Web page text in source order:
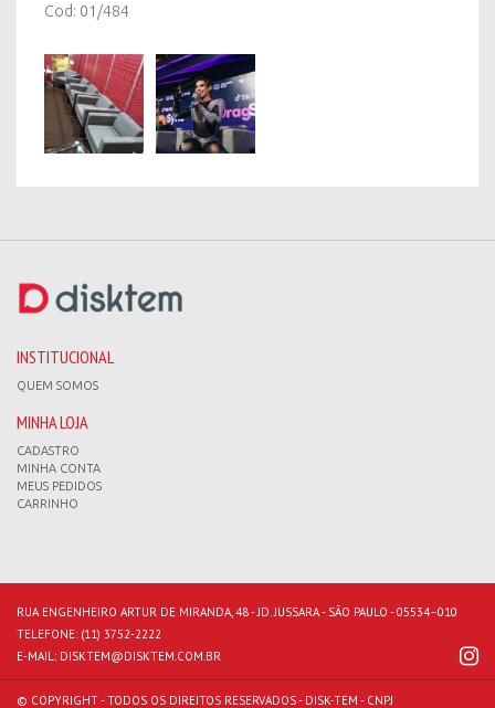
Cod: 01/484
INSTITUCIONAL
QUEM SOMOS
MINHA LOJA
CADASTRO
MINHA CONTA
MEUS PEDIDOS
CARRINHO
RUA ENGENHEIRO ARTUR DE MIRANDA, 48 - JD. JUSSARA - SÃO PAULO - 05534–010
TELEFONE: (11) 3752-2222
E-MAIL: DISKTEM@DISKTEM.COM.BR
© COPYRIGHT - TODOS OS DIREITOS RESERVADOS - DISK-TEM - CNPJ